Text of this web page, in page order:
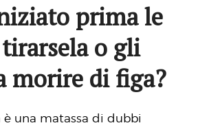
prima le
o gli
morire di figa?
è una matassa di dubbi